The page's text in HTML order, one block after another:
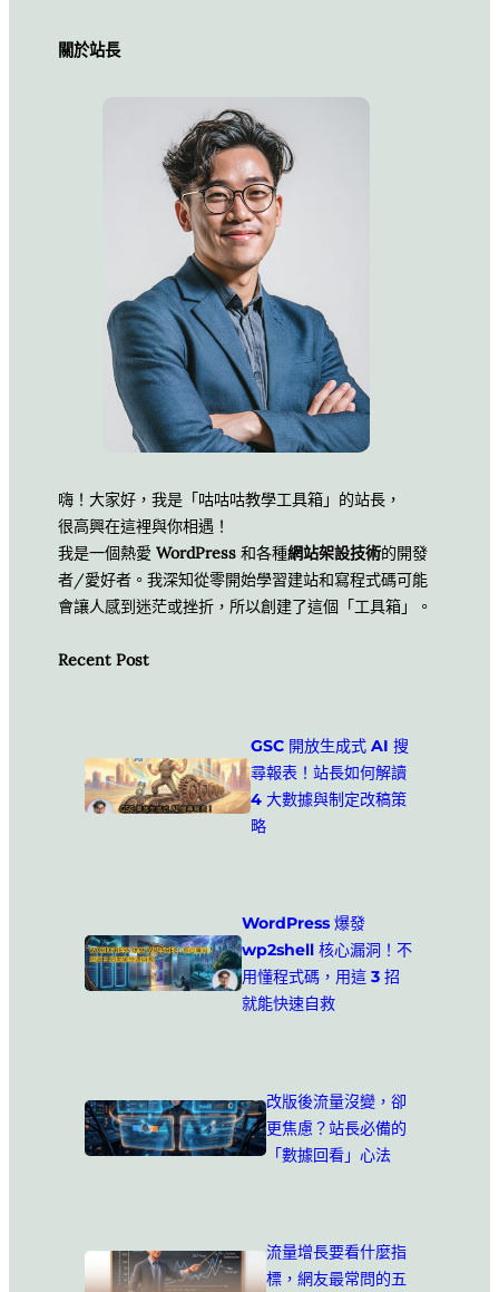
關於站長
嗨！大家好，我是「咕咕咕教學工具箱」的站長，
很高興在這裡與你相遇！
我是一個熱愛 WordPress 和各種網站架設技術的開發
者/愛好者。我深知從零開始學習建站和寫程式碼可能
會讓人感到迷茫或挫折，所以創建了這個「工具箱」。
Recent Post
GSC 開放生成式 AI 搜
尋報表！站長如何解讀
4 大數據與制定改稿策
略
WordPress 爆發
wp2shell 核心漏洞！不
用懂程式碼，用這 3 招
就能快速自救
改版後流量沒變，卻
更焦慮？站長必備的
「數據回看」心法
流量增長要看什麼指
標，網友最常問的五